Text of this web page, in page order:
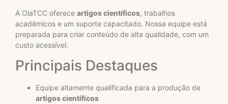
A OlaTCC oferece artigos científicos, trabalhos
acadêmicos e um suporte capacitado. Nossa equipe está
preparada para criar conteúdo de alta qualidade, com um
custo acessível.
Principais Destaques
Equipe altamente qualificada para a produção de
artigos científicos